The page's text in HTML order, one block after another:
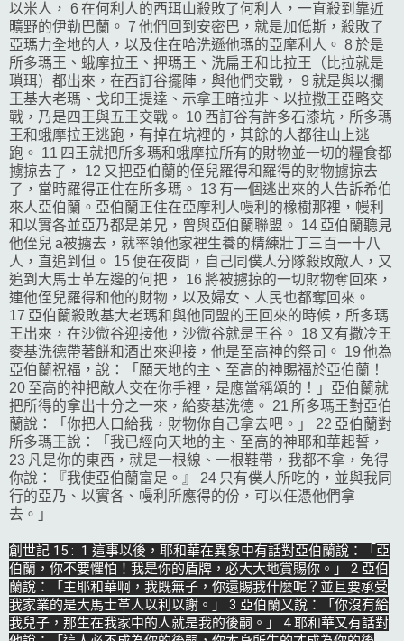
以米人， 6 在何利人的西珥山殺敗了何利人，一直殺到靠近
曠野的伊勒巴蘭。 7 他們回到安密巴，就是加低斯，殺敗了
亞瑪力全地的人，以及住在哈洗遜他瑪的亞摩利人。 8 於是
所多瑪王、蛾摩拉王、押瑪王、洗扁王和比拉王（比拉就是
瑣珥）都出來，在西訂谷擺陣，與他們交戰， 9 就是與以攔
王基大老瑪、戈印王提達、示拿王暗拉非、以拉撒王亞略交
戰，乃是四王與五王交戰。 10 西訂谷有許多石漆坑，所多瑪
王和蛾摩拉王逃跑，有掉在坑裡的，其餘的人都往山上逃
跑。 11 四王就把所多瑪和蛾摩拉所有的財物並一切的糧食都
擄掠去了， 12 又把亞伯蘭的侄兒羅得和羅得的財物擄掠去
了，當時羅得正住在所多瑪。 13 有一個逃出來的人告訴希伯
來人亞伯蘭。亞伯蘭正住在亞摩利人幔利的橡樹那裡，幔利
和以實各並亞乃都是弟兄，曾與亞伯蘭聯盟。 14 亞伯蘭聽見
他侄兒 a被擄去，就率領他家裡生養的精練壯丁三百一十八
人，直追到但。 15 便在夜間，自己同僕人分隊殺敗敵人，又
追到大馬士革左邊的何把， 16 將被擄掠的一切財物奪回來，
連他侄兒羅得和他的財物，以及婦女、人民也都奪回來。
17 亞伯蘭殺敗基大老瑪和與他同盟的王回來的時候，所多瑪
王出來，在沙微谷迎接他，沙微谷就是王谷。 18 又有撒冷王
麥基洗德帶著餅和酒出來迎接，他是至高神的祭司。 19 他為
亞伯蘭祝福，說：「願天地的主、至高的神賜福於亞伯蘭！
20 至高的神把敵人交在你手裡，是應當稱頌的！」亞伯蘭就
把所得的拿出十分之一來，給麥基洗德。 21 所多瑪王對亞伯
蘭說：「你把人口給我，財物你自己拿去吧。」 22 亞伯蘭對
所多瑪王說：「我已經向天地的主、至高的神耶和華起誓，
23 凡是你的東西，就是一根線、一根鞋帶，我都不拿，免得
你說：『我使亞伯蘭富足。』 24 只有僕人所吃的，並與我同
行的亞乃、以實各、幔利所應得的份，可以任憑他們拿
去。」
創世記 15 :  1 這事以後，耶和華在異象中有話對亞伯蘭說：「亞
伯蘭，你不要懼怕！我是你的盾牌，必大大地賞賜你。」 2 亞伯
蘭說：「主耶和華啊，我既無子，你還賜我什麼呢？並且要承受
我家業的是大馬士革人以利以謝。」 3 亞伯蘭又說：「你沒有給
我兒子，那生在我家中的人就是我的後嗣。」 4 耶和華又有話對